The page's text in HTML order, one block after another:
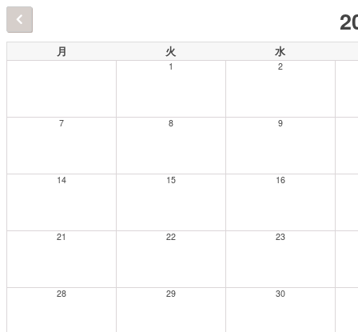
月 火 水
1 2
7 8 9
14 15 16
21 22 23
28 29 30